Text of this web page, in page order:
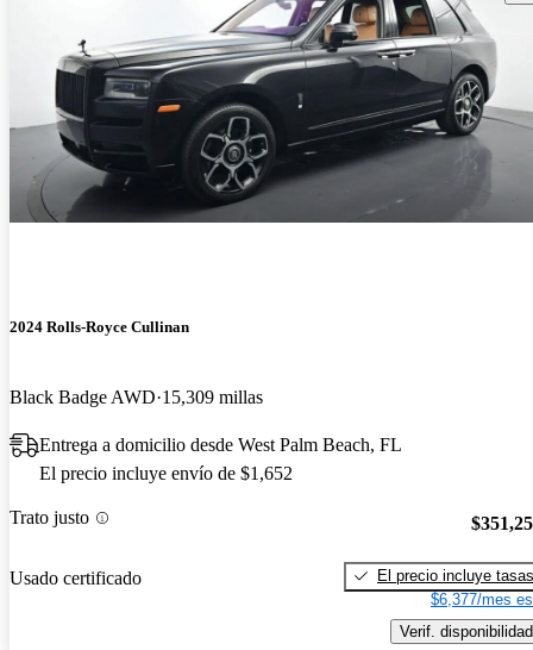
2024 Rolls-Royce Cullinan
Black Badge AWD 15,309 millas
Entrega a domicilio desde West Palm Beach, FL
El precio incluye envío de $1,652
Trato justo
Usado certificado
El precio incluye tasas
$6,377/mes
Verif. disponibilidad